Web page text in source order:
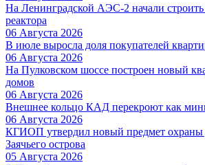
На Ленинградской АЭС-2 начали
реактора
06 Августа 2026
В июле выросла доля покупателей
06 Августа 2026
На Пулковском шоссе построен новый
домов
06 Августа 2026
Внешнее кольцо КАД перекроют как
06 Августа 2026
КГИОП утвердил новый предмет охраны
Заячьего острова
05 Августа 2026